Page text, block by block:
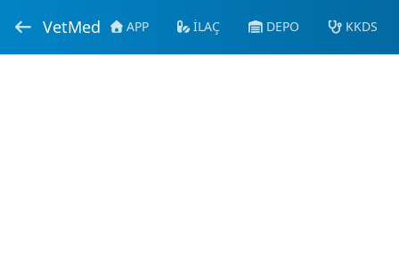
VetMed APP İLAÇ DEPO KKDS